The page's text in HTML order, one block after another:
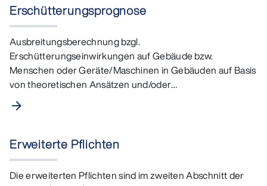
Erschütterungsprognose
Ausbreitungsberechnung bzgl.
Erschütterungseinwirkungen auf Gebäude bzw.
Menschen oder Geräte/Maschinen in Gebäuden auf Basis
von theoretischen Ansätzen und/oder
Schwingungsmessungen.
arrow_forward
Erweiterte Pflichten
Die erweiterten Pflichten sind im zweiten Abschnitt der